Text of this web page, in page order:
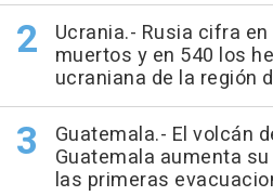
Ucrania.- Rusia cifra
muertos y en 540 los
ucraniana de la región
Guatemala.- El volcán
Guatemala aumenta
las primeras